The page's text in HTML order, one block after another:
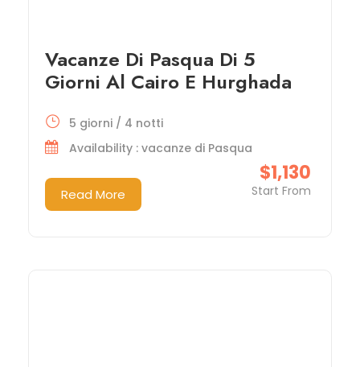
Vacanze Di Pasqua Di 5
Giorni Al Cairo E Hurghada
$1,130
Start From
5 giorni / 4 notti
Availability : vacanze di Pasqua
Read More